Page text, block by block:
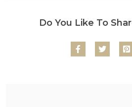
Do You Like To